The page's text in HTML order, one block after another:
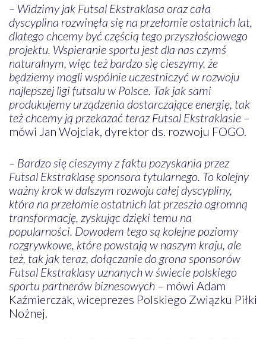
– Widzimy jak Futsal Ekstraklasa oraz cała
dyscyplina rozwinęła się na przełomie ostatnich lat,
dlatego chcemy być częścią tego przyszłościowego
projektu. Wspieranie sportu jest dla nas czymś
naturalnym, więc też bardzo się cieszymy, że
będziemy mogli wspólnie uczestniczyć w rozwoju
najlepszej ligi futsalu w Polsce. Tak jak sami
produkujemy urządzenia dostarczające energię, tak
też chcemy ją przekazać teraz Futsal Ekstraklasie –
mówi Jan Wojciak, dyrektor ds. rozwoju FOGO.
– Bardzo się cieszymy z faktu pozyskania przez
Futsal Ekstraklasę sponsora tytularnego. To kolejny
ważny krok w dalszym rozwoju całej dyscypliny,
która na przełomie ostatnich lat przeszła ogromną
transformację, zyskując dzięki temu na
popularności. Dowodem tego są kolejne poziomy
rozgrywkowe, które powstają w naszym kraju, ale
też, tak jak teraz, dołączanie do grona sponsorów
Futsal Ekstraklasy uznanych w świecie polskiego
sportu partnerów biznesowych – mówi Adam
Kaźmierczak, wiceprezes Polskiego Związku Piłki
Nożnej.